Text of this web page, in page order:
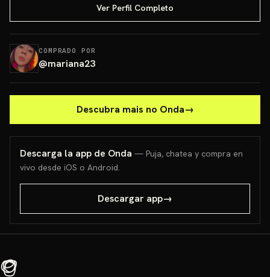
Ver Perfil Completo
COMPRADO POR
@mariana23
Descubra mais no Onda→
Descarga la app de Onda — Puja, chatea y compra en
vivo desde iOS o Android.
Descargar app→